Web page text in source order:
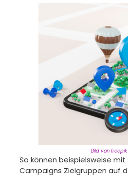
Bild von freepik
So können beispielsweise mit
Campaigns Zielgruppen auf